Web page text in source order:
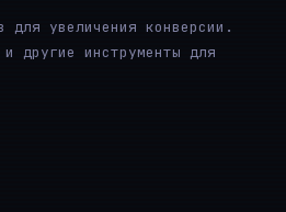
для увеличения конверсии.
инструменты для